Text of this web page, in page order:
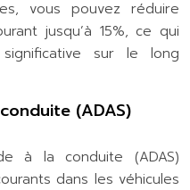
vous pouvez réduire
jusqu’à 15%, ce qui
sur le long
(ADAS)
à la conduite (ADAS)
dans les véhicules